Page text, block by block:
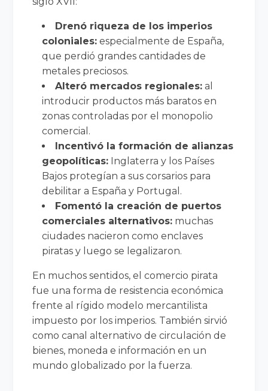
Drenó riqueza de los imperios
coloniales: especialmente de España,
que perdió grandes cantidades de
metales preciosos.
Alteró mercados regionales: al
introducir productos más baratos en
zonas controladas por el monopolio
comercial.
Incentivó la formación de alianzas
geopolíticas: Inglaterra y los Países
Bajos protegían a sus corsarios para
debilitar a España y Portugal.
Fomentó la creación de puertos
comerciales alternativos: muchas
ciudades nacieron como enclaves
piratas y luego se legalizaron.
En muchos sentidos, el comercio pirata
fue una forma de resistencia económica
frente al rígido modelo mercantilista
impuesto por los imperios. También sirvió
como canal alternativo de circulación de
bienes, moneda e información en un
mundo globalizado por la fuerza.